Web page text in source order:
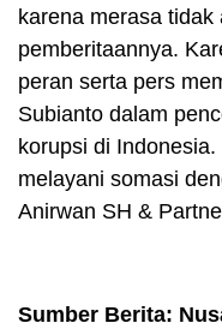
karena merasa
pemberitaannya.
peran serta pers
Subianto dalam
korupsi di
melayani somasi
Anirwan SH &
Sumber Berita: